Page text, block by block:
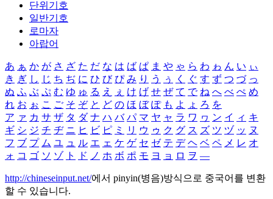
단위기호
일반기호
로마자
아랍어
あ ぁ か が さ ざ た だ な は ば ぱ ま や ゃ ら わ ゎ ん い ぃ
き ぎ し じ ち ぢ に ひ び ぴ み り う ぅ く ぐ す ず つ づ っ
ぬ ふ ぶ ぷ む ゆ ゅ る え ぇ け げ せ ぜ て で ね へ べ ぺ め
れ お ぉ こ ご そ ぞ と ど の ほ ぼ ぽ も よ ょ ろ を
ア ァ カ サ ザ タ ダ ナ ハ バ パ マ ヤ ャ ラ ワ ヮ ン イ ィ キ
ギ シ ジ チ ヂ ニ ヒ ビ ピ ミ リ ウ ゥ ク グ ス ズ ツ ヅ ッ ヌ
フ ブ プ ム ユ ュ ル エ ェ ケ ゲ セ ゼ テ デ ヘ ベ ペ メ レ オ
ォ コ ゴ ソ ゾ ト ド ノ ホ ボ ポ モ ヨ ョ ロ ヲ ―
http://chineseinput.net/에서 pinyin(병음)방식으로 중국어를 변환
할 수 있습니다.